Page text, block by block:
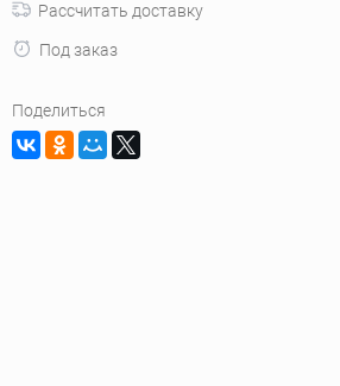
Рассчитать доставку
Под заказ
Поделиться